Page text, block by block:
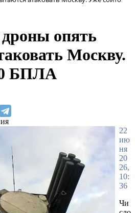
опять
Москву.
БПЛА
22
ию
ня
20
26,
10:
36
Чи